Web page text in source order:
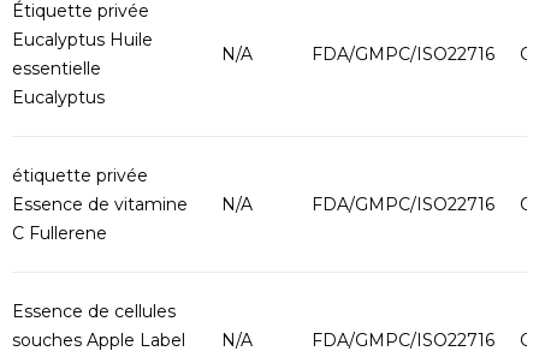
Étiquette privée
Eucalyptus Huile
essentielle
Eucalyptus
N/A FDA/GMPC/ISO22716
étiquette privée
Essence de vitamine
C Fullerene
N/A FDA/GMPC/ISO22716
Essence de cellules
souches Apple Label
N/A FDA/GMPC/ISO22716